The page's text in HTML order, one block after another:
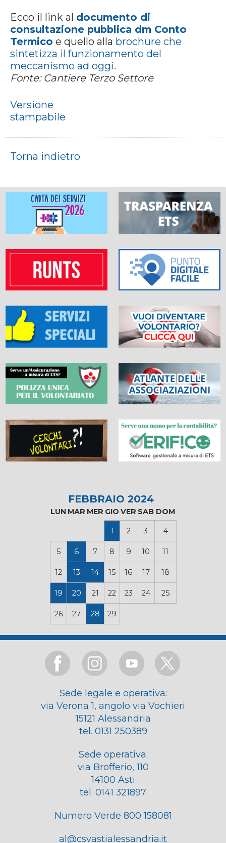
Ecco il link al documento di
consultazione pubblica dm Conto
Termico e quello alla brochure che
sintetizza il funzionamento del
meccanismo ad oggi.
Fonte: Cantiere Terzo Settore
Versione
stampabile
Torna indietro
FEBBRAIO 2024
LUN MAR MER GIO VER SAB DOM
1 2 3 4
5 6 7 8 9 10 11
12 13 14 15 16 17 18
19 20 21 22 23 24 25
26 27 28 29
Sede legale e operativa:
via Verona 1, angolo via Vochieri
15121 Alessandria
tel. 0131 250389
Sede operativa:
via Brofferio, 110
14100 Asti
tel. 0141 321897
Numero Verde 800 158081
al@csvastialessandria.it